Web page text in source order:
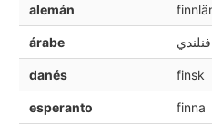
alemán
árabe فنلندي
danés finsk
esperanto finna